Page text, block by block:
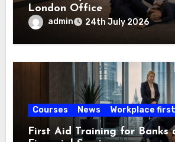
London Office
admin 24th July 2026
Courses News Workplace
First Aid Training for Banks